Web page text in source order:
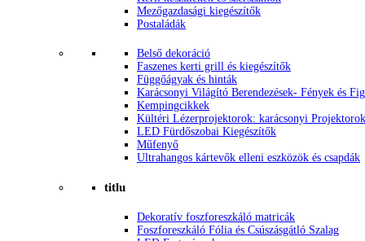
Mezőgazdasági kiegészítők
Postaládák
Belső dekoráció
Faszenes kerti grill és kiegészítők
Függőágyak és hinták
Karácsonyi Világító Berendezések- Fények és
Kempingcikkek
Kültéri Lézerprojektorok: karácsonyi Projektorok
LED Fürdőszobai Kiegészítők
Műfenyő
Ultrahangos kártevők elleni eszközök és csapdák
titlu
Dekoratív foszforeszkáló matricák
Foszforeszkáló Fólia és Csúszásgátló Szalag